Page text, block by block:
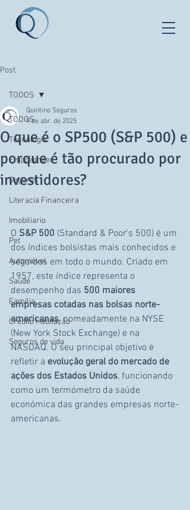
Post
TODOS
Tecnologia
Empreender
Seguros
Literacia Financeira
Imobiliario
Pet
Automóvel
Saúde
Família
Crédito Habitação
Seguros de vida
TODOS
O que é o SP500 (S&P 500) e
porque é tão procurado por
investidores?
Quintino Seguros
9 de abr. de 2025
O S&P 500 (Standard & Poor's 500) é um
dos índices bolsistas mais conhecidos e
seguidos em todo o mundo. Criado em
1957, este índice representa o
desempenho das 500 maiores
empresas cotadas nas bolsas norte-
americanas, nomeadamente na NYSE
(New York Stock Exchange) e na
NASDAQ. O seu principal objetivo é
refletir a evolução geral do mercado de
ações dos Estados Unidos, funcionando
como um termómetro da saúde
económica das grandes empresas norte-
americanas.